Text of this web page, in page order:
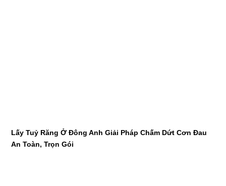
Lấy Tuỷ Răng Ở Đông Anh Giải Pháp Chấm Dứt Cơn Đau
An Toàn, Trọn Gói